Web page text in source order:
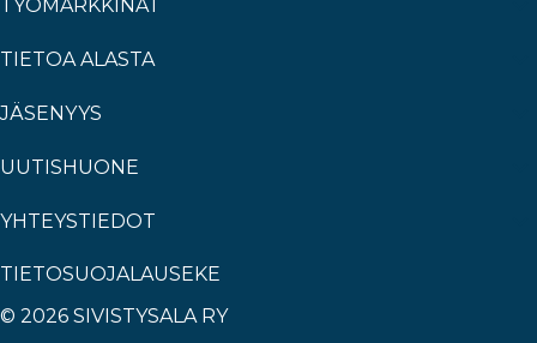
TYÖMARKKINAT
TIETOA ALASTA
JÄSENYYS
UUTISHUONE
YHTEYSTIEDOT
TIETOSUOJALAUSEKE
© 2026 SIVISTYSALA RY